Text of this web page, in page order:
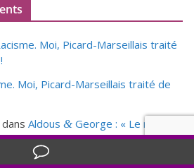
Moi, Picard-Marseillais traité
Moi, Picard-Marseillais traité de
dans Aldous & George : « Le meilleur
» ?
Cannes. La Palme d’Or des valeureux